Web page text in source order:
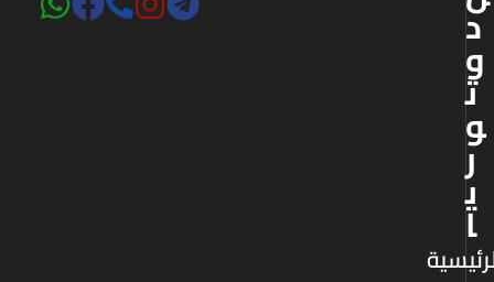
د
و
ت
و
ر
ي
ا